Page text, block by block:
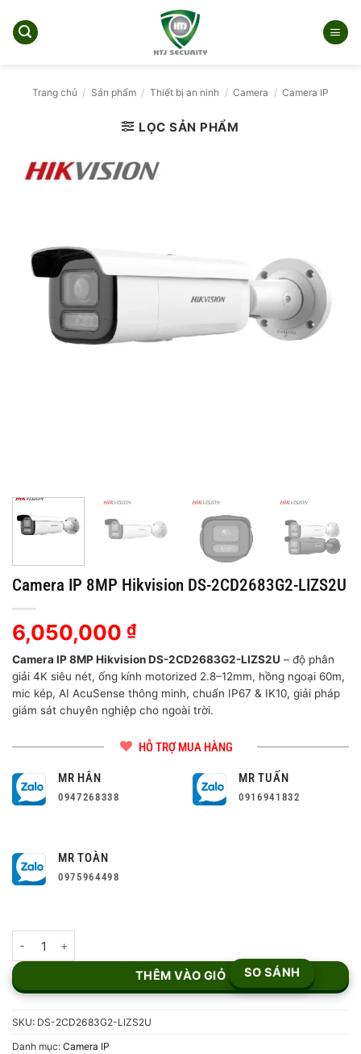
qua
Trang chủ / Sản phẩm / Thiết bị an ninh / Camera / Camera IP
LỌC SẢN PHẨM
Camera IP 8MP Hikvision DS-2CD2683G2-LIZS2U
6,050,000 ₫
Camera IP 8MP Hikvision DS-2CD2683G2-LIZS2U – độ phân
giải 4K siêu nét, ống kính motorized 2.8–12mm, hồng ngoại 60m,
mic kép, AI AcuSense thông minh, chuẩn IP67 & IK10, giải pháp
giám sát chuyên nghiệp cho ngoài trời.
HỖ TRỢ MUA HÀNG
MR HÂN
0947268338
MR TUẤN
0916941832
MR TOÀN
0975964498
THÊM VÀO GIỎ SO SÁNH
SKU: DS-2CD2683G2-LIZS2U
Danh mục: Camera IP